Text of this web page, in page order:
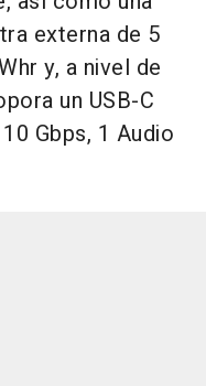
externa de 5
y, a nivel de
un USB-C
Gbps, 1 Audio